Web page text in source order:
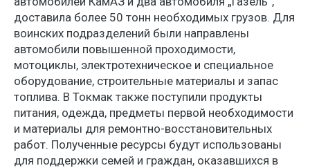
доставила более 50 тонн необходимых грузов. Для
воинских подразделений были направлены
автомобили повышенной проходимости,
мотоциклы, электротехническое и специальное
оборудование, строительные материалы и запас
топлива. В Токмак также поступили продукты
питания, одежда, предметы первой необходимости
и материалы для ремонтно-восстановительных
работ. Полученные ресурсы будут использованы
для поддержки семей и граждан, оказавшихся в